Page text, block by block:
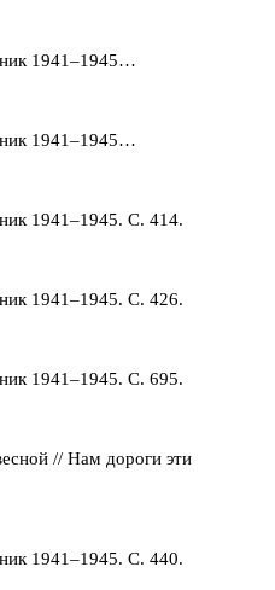
1941–1945…
1941–1945…
1941–1945. С. 414.
1941–1945. С. 426.
1941–1945. С. 695.
// Нам дороги эти
1941–1945. С. 440.